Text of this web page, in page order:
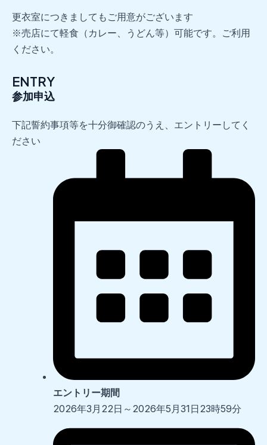
更衣室につきましてもご用意がございます
※売店にて軽食（カレー、うどん等）可能です。ご利用
ください。
ENTRY
参加申込
下記誓約事項等を十分御確認のうえ、エントリーしてく
ださい
エントリー期間
2026年3月22日～2026年5月31日23時59分